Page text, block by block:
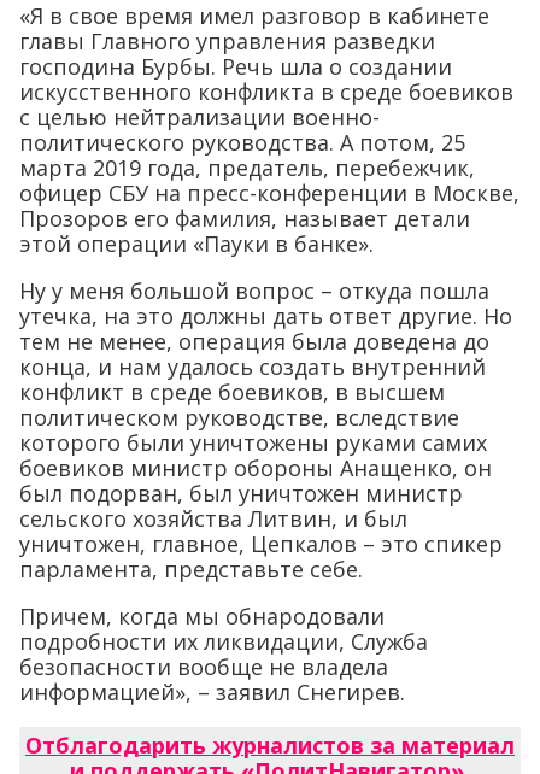
«Я в свое время имел разговор в кабинете
главы Главного управления разведки
господина Бурбы. Речь шла о создании
искусственного конфликта в среде боевиков
с целью нейтрализации военно-
политического руководства. А потом, 25
марта 2019 года, предатель, перебежчик,
офицер СБУ на пресс-конференции в Москве,
Прозоров его фамилия, называет детали
этой операции «Пауки в банке».
Ну у меня большой вопрос – откуда пошла
утечка, на это должны дать ответ другие. Но
тем не менее, операция была доведена до
конца, и нам удалось создать внутренний
конфликт в среде боевиков, в высшем
политическом руководстве, вследствие
которого были уничтожены руками самих
боевиков министр обороны Анащенко, он
был подорван, был уничтожен министр
сельского хозяйства Литвин, и был
уничтожен, главное, Цепкалов – это спикер
парламента, представьте себе.
Причем, когда мы обнародовали
подробности их ликвидации, Служба
безопасности вообще не владела
информацией», – заявил Снегирев.
Отблагодарить журналистов за материал